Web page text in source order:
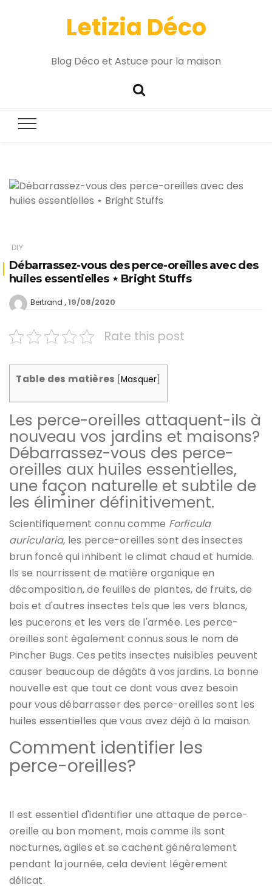
Letizia Déco
Blog Déco et Astuce pour la maison
DIY
Débarrassez-vous des perce-oreilles avec des
huiles essentielles ⋆ Bright Stuffs
Bertrand 19/08/2020
Rate this post
Table des matières Masquer
Les perce-oreilles attaquent-ils à
nouveau vos jardins et maisons?
Débarrassez-vous des perce-
oreilles aux huiles essentielles,
une façon naturelle et subtile de
les éliminer définitivement.
Scientifiquement connu comme Forficula
auricularia, les perce-oreilles sont des insectes
brun foncé qui inhibent le climat chaud et humide.
Ils se nourrissent de matière organique en
décomposition, de feuilles de plantes, de fruits, de
bois et d'autres insectes tels que les vers blancs,
les pucerons et les vers de l'armée. Les perce-
oreilles sont également connus sous le nom de
Pincher Bugs. Ces petits insectes nuisibles peuvent
causer beaucoup de dégâts à vos jardins. La bonne
nouvelle est que tout ce dont vous avez besoin
pour vous débarrasser des perce-oreilles sont les
huiles essentielles que vous avez déjà à la maison.
Comment identifier les
perce-oreilles?
Il est essentiel d'identifier une attaque de perce-
oreille au bon moment, mais comme ils sont
nocturnes, agiles et se cachent généralement
pendant la journée, cela devient légèrement
délicat.